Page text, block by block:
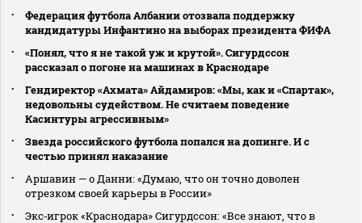
Федерация футбола Албании отозвала поддержку
кандидатуры Инфантино на выборах президента ФИФА
«Понял, что я не такой уж и крутой». Сигурдссон
рассказал о погоне на машинах в Краснодаре
Гендиректор «Ахмата» Айдамиров: «Мы, как и «Спартак»,
недовольны судейством. Не считаем поведение
Касинтуры агрессивным»
Звезда российского футбола попался на допинге. И с
честью принял наказание
Аршавин — о Данни: «Думаю, что он точно доволен
отрезком своей карьеры в России»
Экс‑игрок «Краснодара» Сигурдссон: «Все знают, что в